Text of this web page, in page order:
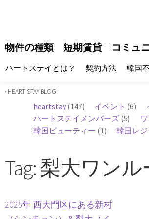
物件の種類 短期賃貸 コミュ
ハートステイとは？ 契約方法 韓国
· HEART STAY BLOG
heartstay (147) イベント (6)
ハートステイメンバーズ (5)
韓国ビューティー (1) 韓国レ
Tag: 梨大ワン
2025年 西大門区にある新村